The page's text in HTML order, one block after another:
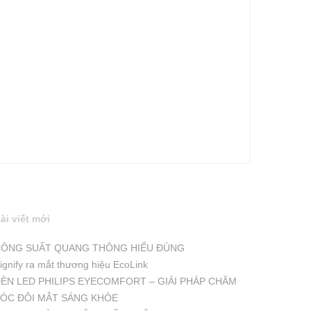
viết mới
SUẤT QUANG THÔNG HIỂU ĐÚNG
ra mắt thương hiệu EcoLink
LED PHILIPS EYECOMFORT – GIẢI PHÁP CHĂM
ĐÔI MẮT SÁNG KHỎE